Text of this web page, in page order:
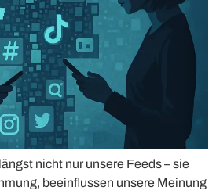
nicht nur unsere Feeds – sie
beeinflussen unsere Meinung